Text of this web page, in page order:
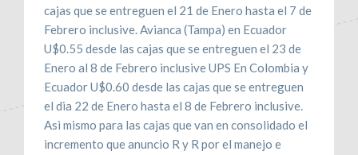
cajas que se entreguen el 21 de Enero hasta el 7 de
Febrero inclusive. Avianca (Tampa) en Ecuador
U$0.55 desde las cajas que se entreguen el 23 de
Enero al 8 de Febrero inclusive UPS En Colombia y
Ecuador U$0.60 desde las cajas que se entreguen
el dia 22 de Enero hasta el 8 de Febrero inclusive.
Asi mismo para las cajas que van en consolidado el
incremento que anuncio R y R por el manejo e